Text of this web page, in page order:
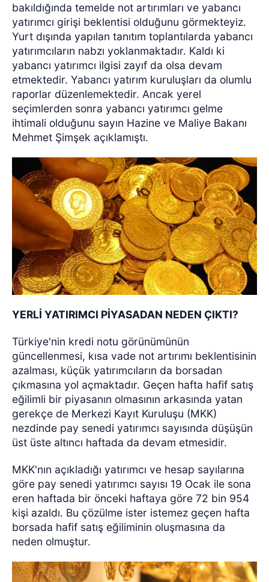
bakıldığında temelde not artırımları ve yabancı
yatırımcı girişi beklentisi olduğunu görmekteyiz.
Yurt dışında yapılan tanıtım toplantılarda yabancı
yatırımcıların nabzı yoklanmaktadır. Kaldı ki
yabancı yatırımcı ilgisi zayıf da olsa devam
etmektedir. Yabancı yatırım kuruluşları da olumlu
raporlar düzenlemektedir. Ancak yerel
seçimlerden sonra yabancı yatırımcı gelme
ihtimali olduğunu sayın Hazine ve Maliye Bakanı
Mehmet Şimşek açıklamıştı.
YERLİ YATIRIMCI PİYASADAN NEDEN ÇIKTI?
Türkiye'nin kredi notu görünümünün
güncellenmesi, kısa vade not artırımı beklentisinin
azalması, küçük yatırımcıların da borsadan
çıkmasına yol açmaktadır. Geçen hafta hafif satış
eğilimli bir piyasanın olmasının arkasında yatan
gerekçe de Merkezi Kayıt Kuruluşu (MKK)
nezdinde pay senedi yatırımcı sayısında düşüşün
üst üste altıncı haftada da devam etmesidir.
MKK'nın açıkladığı yatırımcı ve hesap sayılarına
göre pay senedi yatırımcı sayısı 19 Ocak ile sona
eren haftada bir önceki haftaya göre 72 bin 954
kişi azaldı. Bu çözülme ister istemez geçen hafta
borsada hafif satış eğiliminin oluşmasına da
neden olmuştur.